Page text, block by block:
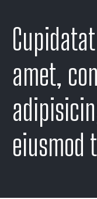
amet,
eiusmod